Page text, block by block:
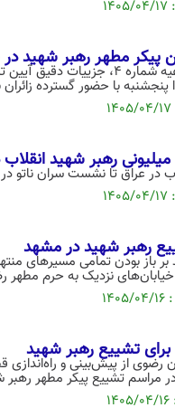
پیکر مطهر رهبر شهید
آستان قدس رضوی با صدور
با حضور گسترده زائران
رهبر شهید
در عراق تا نشست سران ناتو در
رهبر شهید در مشهد
بر باز بودن تمامی مسیرهای
نزدیک به حرم مطهر
تشییع رهبر شهید
رضوی از پیش‌بینی و
در مراسم تشییع پیکر مطهر